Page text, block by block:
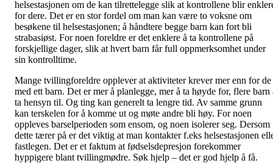
helsestasjonen om de kan tilrettelegge slik at kontrollene blir
for dere. Det er en stor fordel om man kan være to voksne om
besøkene til helsestasjonen; å håndtere begge barn kan fort bli
strabasiøst. For noen foreldre er det enklere å ta kontrollene på
forskjellige dager, slik at hvert barn får full oppmerksomhet under
sin kontrolltime.
Mange tvillingforeldre opplever at aktiviteter krever mer enn for de
med ett barn. Det er mer å planlegge, mer å ta høyde for, flere barn
ta hensyn til. Og ting kan generelt ta lengre tid. Av samme grunn
kan terskelen for å komme ut og møte andre bli høy. For noen
oppleves barselperioden som ensom, og noen isolerer seg. Dersom
dette tærer på er det viktig at man kontakter f.eks helsestasjonen
fastlegen. Det er et faktum at fødselsdepresjon forekommer
hyppigere blant tvillingmødre. Søk hjelp – det er god hjelp å få.